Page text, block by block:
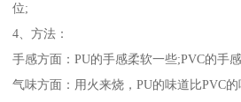
位;
4、方法：
手感方面：PU的手感柔软一些;PVC的手
气味方面：用火来烧，PU的味道比PVC